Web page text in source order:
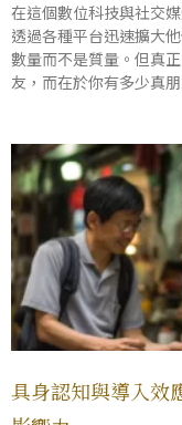
在這個數位科技與社交
透過各種平台迅速擴大
數量而不是質量。但真
友，而在於你有多少真朋
具身認知與導入效